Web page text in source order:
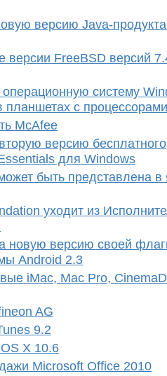
версию Java-
FreeBSD версий
систему
планшетах с
McAfee
версию бесплатного
для Windows
быть представлена в
уходит из
новую версию своей
Android 2.3
iMac, Mac Pro,
AG
9.2
X 10.6
Microsoft Office 2010